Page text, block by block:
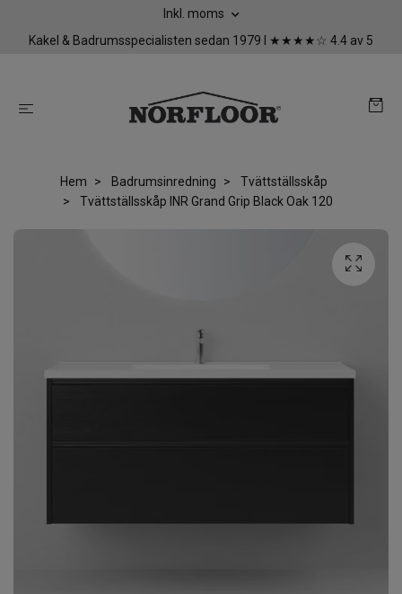
Inkl. moms
Kakel & Badrumsspecialisten sedan 1979 I ★★★★☆ 4.4 av 5
Hem Badrumsinredning
Tvättställsskåp
Tvättställsskåp INR Grand Grip Black Oak 120